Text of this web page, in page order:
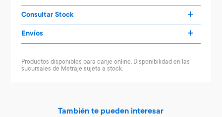
Consultar Stock
Envíos
Productos disponibles para canje online. Disponibilidad en las
sucursales de Metraje sujeta a stock.
También te pueden interesar